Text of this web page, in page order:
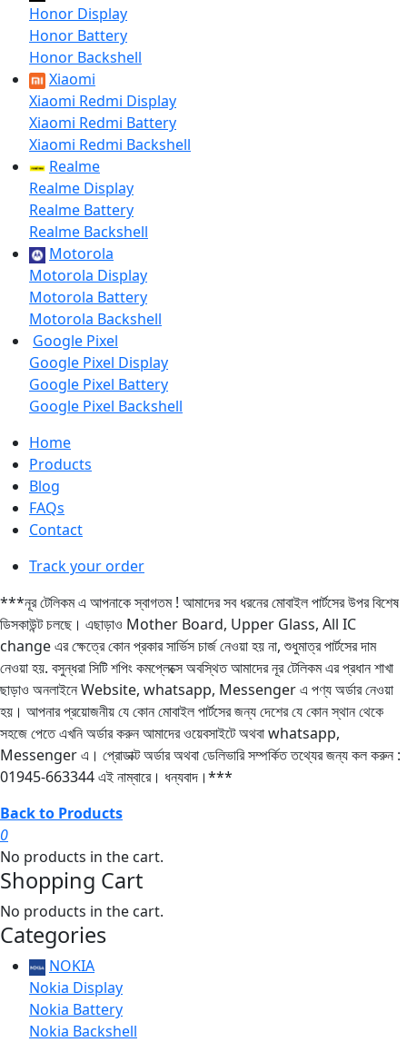
Honor Display
Honor Battery
Honor Backshell
Xiaomi
Xiaomi Redmi Display
Xiaomi Redmi Battery
Xiaomi Redmi Backshell
Realme
Realme Display
Realme Battery
Realme Backshell
Motorola
Motorola Display
Motorola Battery
Motorola Backshell
Google Pixel
Google Pixel Display
Google Pixel Battery
Google Pixel Backshell
Home
Products
Blog
FAQs
Contact
Track your order
***নূর টেলিকম এ আপনাকে স্বাগতম ! আমাদের সব ধরনের মোবাইল পার্টসের উপর বিশেষ
ডিসকাউন্ট চলছে। এছাড়াও Mother Board, Upper Glass, All IC
change এর ক্ষেত্রে কোন প্রকার সার্ভিস চার্জ নেওয়া হয় না, শুধুমাত্র পার্টসের দাম
নেওয়া হয়. বসুন্ধরা সিটি শপিং কমপ্লেক্সে অবস্থিত আমাদের নূর টেলিকম এর প্রধান শাখা
ছাড়াও অনলাইনে Website, whatsapp, Messenger এ পণ্য অর্ডার নেওয়া
হয়। আপনার প্রয়োজনীয় যে কোন মোবাইল পার্টসের জন্য দেশের যে কোন স্থান থেকে
সহজে পেতে এখনি অর্ডার করুন আমাদের ওয়েবসাইটে অথবা whatsapp,
Messenger এ। প্রোডাক্ট অর্ডার অথবা ডেলিভারি সম্পর্কিত তথ্যের জন্য কল করুন :
01945-663344 এই নাম্বারে। ধন্যবাদ।***
Back to Products
0
No products in the cart.
Shopping Cart
No products in the cart.
Categories
NOKIA
Nokia Display
Nokia Battery
Nokia Backshell